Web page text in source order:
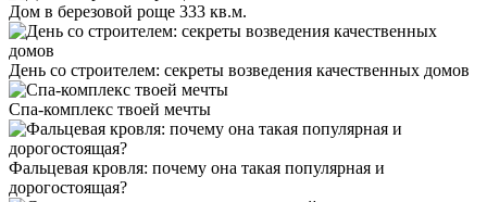
Дом в березовой роще 333 кв.м.
День со строителем: секреты возведения качественных домов
Спа-комплекс твоей мечты
Фальцевая кровля: почему она такая популярная и
дорогостоящая?